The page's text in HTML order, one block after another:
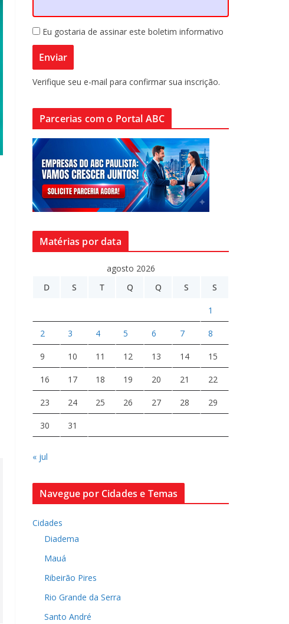
Eu gostaria de assinar este boletim informativo
Verifique seu e-mail para confirmar sua inscrição.
Parcerias com o Portal ABC
Matérias por data
agosto 2026
D
S T Q Q S S
1
2 3 4 5 6 7 8
9 10 11 12 13 14 15
16 17 18 19 20 21 22
23 24 25 26 27 28 29
30 31
« jul
Navegue por Cidades e Temas
Cidades
Diadema
Mauá
Ribeirão Pires
Rio Grande da Serra
Santo André